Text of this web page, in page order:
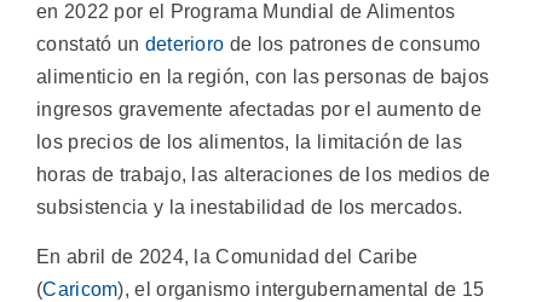
en 2022 por el Programa Mundial de Alimentos
constató un deterioro de los patrones de consumo
alimenticio en la región, con las personas de bajos
ingresos gravemente afectadas por el aumento de
los precios de los alimentos, la limitación de las
horas de trabajo, las alteraciones de los medios de
subsistencia y la inestabilidad de los mercados.
En abril de 2024, la Comunidad del Caribe
(Caricom), el organismo intergubernamental de 15